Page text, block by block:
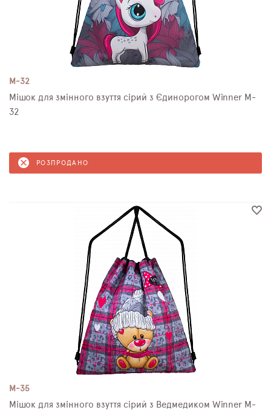
M-32
Мішок для змінного взуття сірий з Єдинорогом Winner M-
32
РОЗПРОДАНО
M-35
Мішок для змінного взуття сірий з Ведмедиком Winner M-